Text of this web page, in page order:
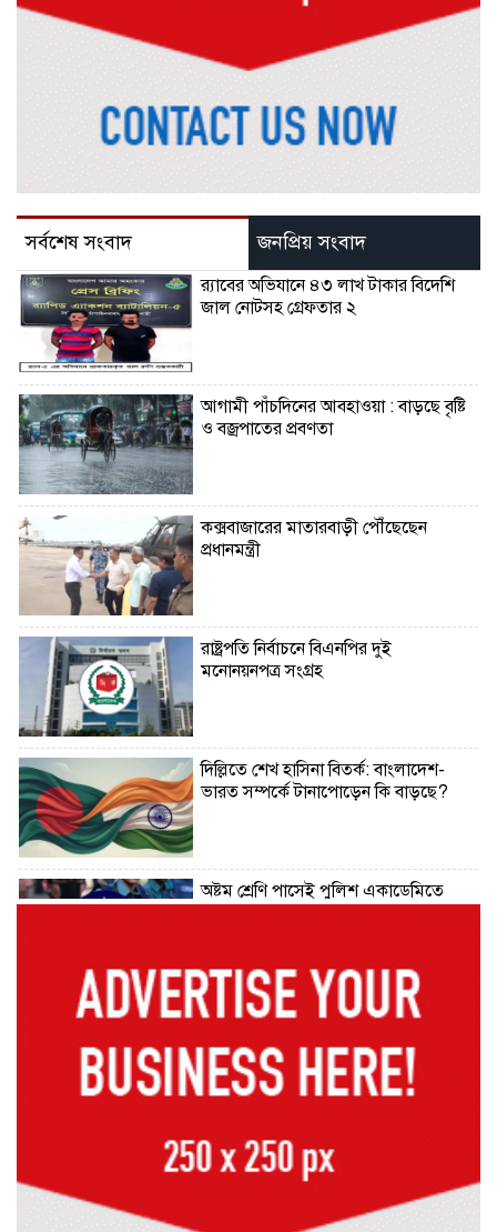
সর্বশেষ সংবাদ জনপ্রিয় সংবাদ
র‌্যাবের অভিযানে ৪৩ লাখ টাকার বিদেশি
জাল নোটসহ গ্রেফতার ২
আগামী পাঁচদিনের আবহাওয়া : বাড়ছে বৃষ্টি
ও বজ্রপাতের প্রবণতা
কক্সবাজারের মাতারবাড়ী পৌঁছেছেন
প্রধানমন্ত্রী
রাষ্ট্রপতি নির্বাচনে বিএনপির দুই
মনোনয়নপত্র সংগ্রহ
দিল্লিতে শেখ হাসিনা বিতর্ক: বাংলাদেশ-
ভারত সম্পর্কে টানাপোড়েন কি বাড়ছে?
অষ্টম শ্রেণি পাসেই পুলিশ একাডেমিতে
কক্সবাজারের পথে প্রধানমন্ত্রী
চাঞ্চল্যকর ধর্ষণচেষ্টা মামলার পলাতক
আসামি গ্রেফতার